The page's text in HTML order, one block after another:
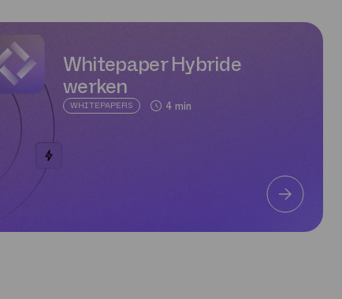
Whitepaper Hybride
werken
WHITEPAPERS 4 min